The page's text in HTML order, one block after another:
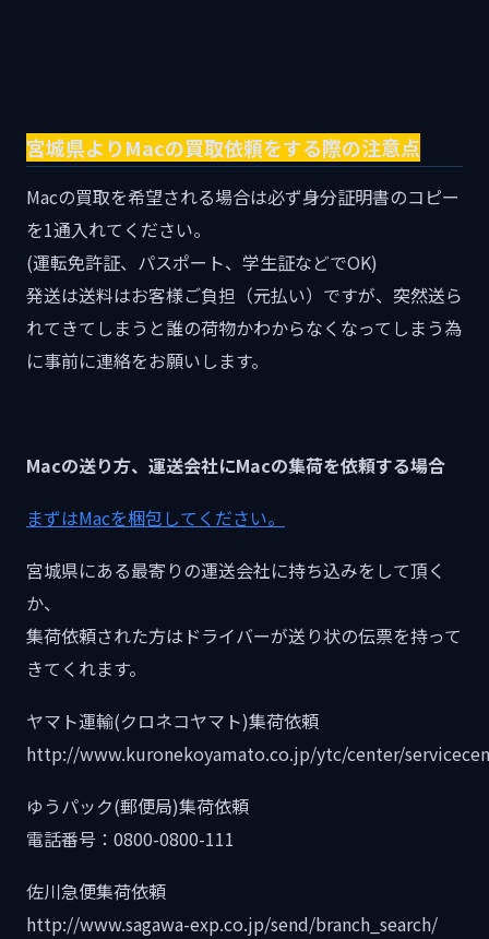
宮城県よりMacの買取依頼をする際の注意点
Macの買取を希望される場合は必ず身分証明書のコピー
を1通入れてください。
(運転免許証、パスポート、学生証などでOK)
発送は送料はお客様ご負担（元払い）ですが、突然送ら
れてきてしまうと誰の荷物かわからなくなってしまう為
に事前に連絡をお願いします。
Macの送り方、運送会社にMacの集荷を依頼する場合
まずはMacを梱包してください。
宮城県にある最寄りの運送会社に持ち込みをして頂く
か、
集荷依頼された方はドライバーが送り状の伝票を持って
きてくれます。
ヤマト運輸(クロネコヤマト)集荷依頼
http://www.kuronekoyamato.co.jp/ytc/center/
ゆうパック(郵便局)集荷依頼
電話番号：0800-0800-111
佐川急便集荷依頼
http://www.sagawa-exp.co.jp/send/branch_search/